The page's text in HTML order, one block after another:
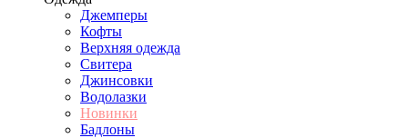
Джемперы
Кофты
Верхняя одежда
Свитера
Джинсовки
Водолазки
Новинки
Бадлоны